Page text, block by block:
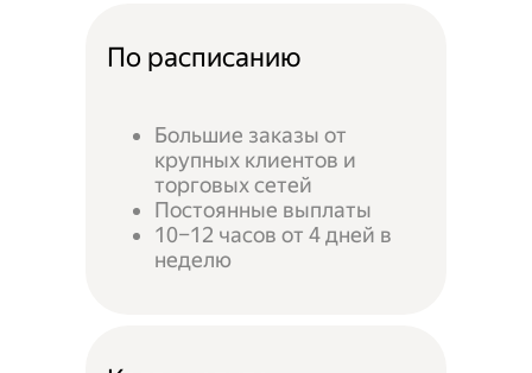
По расписанию
Большие заказы от
крупных клиентов и
торговых сетей
Постоянные выплаты
10–12 часов от 4 дней в
неделю